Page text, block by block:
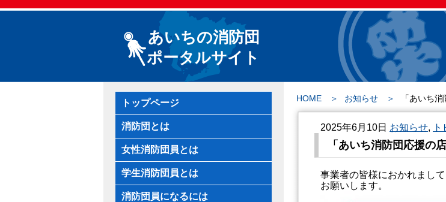
あいちの消防団
ポータルサイト
トップページ
消防団とは
女性消防団員とは
学生消防団員とは
消防団員になるには
HOME お知らせ 「あいち
2025年6月10日 お知らせ,
「あいち消防団応援の
事業者の皆様におかれまし
お願いします。